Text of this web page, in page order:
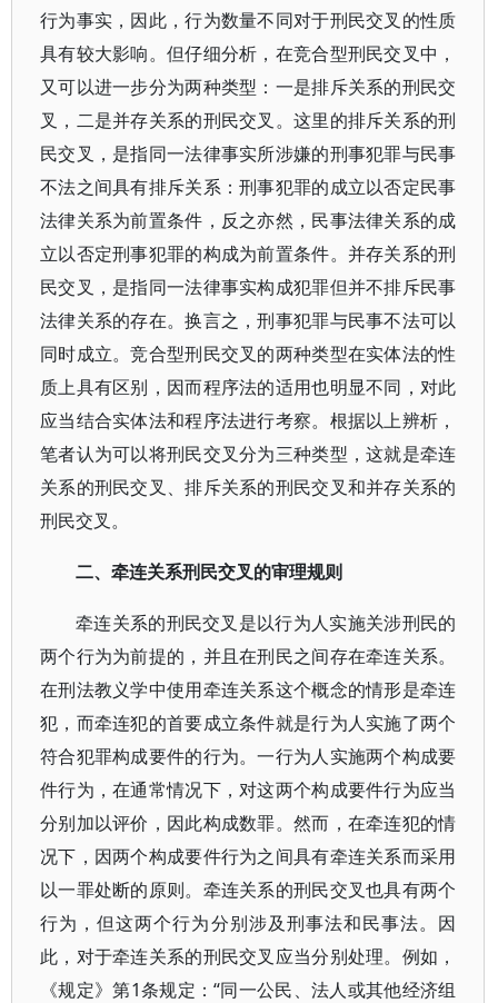
行为事实，因此，行为数量不同对于刑民交叉的性质
具有较大影响。但仔细分析，在竞合型刑民交叉中，
又可以进一步分为两种类型：一是排斥关系的刑民交
叉，二是并存关系的刑民交叉。这里的排斥关系的刑
民交叉，是指同一法律事实所涉嫌的刑事犯罪与民事
不法之间具有排斥关系：刑事犯罪的成立以否定民事
法律关系为前置条件，反之亦然，民事法律关系的成
立以否定刑事犯罪的构成为前置条件。并存关系的刑
民交叉，是指同一法律事实构成犯罪但并不排斥民事
法律关系的存在。换言之，刑事犯罪与民事不法可以
同时成立。竞合型刑民交叉的两种类型在实体法的性
质上具有区别，因而程序法的适用也明显不同，对此
应当结合实体法和程序法进行考察。根据以上辨析，
笔者认为可以将刑民交叉分为三种类型，这就是牵连
关系的刑民交叉、排斥关系的刑民交叉和并存关系的
刑民交叉。
二、牵连关系刑民交叉的审理规则
牵连关系的刑民交叉是以行为人实施关涉刑民的
两个行为为前提的，并且在刑民之间存在牵连关系。
在刑法教义学中使用牵连关系这个概念的情形是牵连
犯，而牵连犯的首要成立条件就是行为人实施了两个
符合犯罪构成要件的行为。一行为人实施两个构成要
件行为，在通常情况下，对这两个构成要件行为应当
分别加以评价，因此构成数罪。然而，在牵连犯的情
况下，因两个构成要件行为之间具有牵连关系而采用
以一罪处断的原则。牵连关系的刑民交叉也具有两个
行为，但这两个行为分别涉及刑事法和民事法。因
此，对于牵连关系的刑民交叉应当分别处理。例如，
《规定》第1条规定：“同一公民、法人或其他经济组